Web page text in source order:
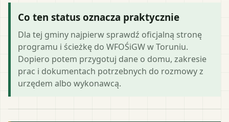
Co ten status oznacza praktycznie
Dla tej gminy najpierw sprawdź oficjalną stronę
programu i ścieżkę do WFOŚiGW w Toruniu.
Dopiero potem przygotuj dane o domu, zakresie
prac i dokumentach potrzebnych do rozmowy z
urzędem albo wykonawcą.